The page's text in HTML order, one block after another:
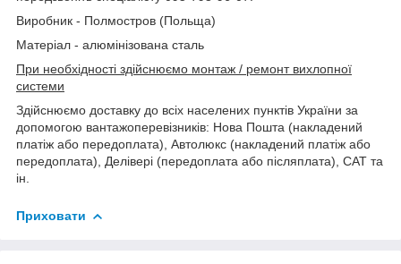
Виробник - Полмостров (Польща)
Матеріал - алюмінізована сталь
При необхідності здійснюємо монтаж / ремонт вихлопної
системи
Здійснюємо доставку до всіх населених пунктів України за
допомогою вантажоперевізників: Нова Пошта (накладений
платіж або передоплата), Автолюкс (накладений платіж або
передоплата), Делівері (передоплата або післяплата), САТ та
ін.
Приховати